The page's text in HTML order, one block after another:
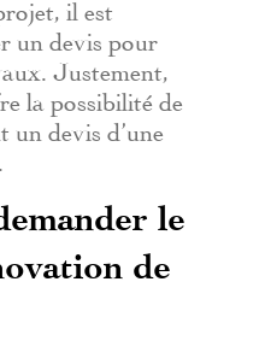
il est
un devis pour
Justement,
la possibilité de
un devis d’une
le
de